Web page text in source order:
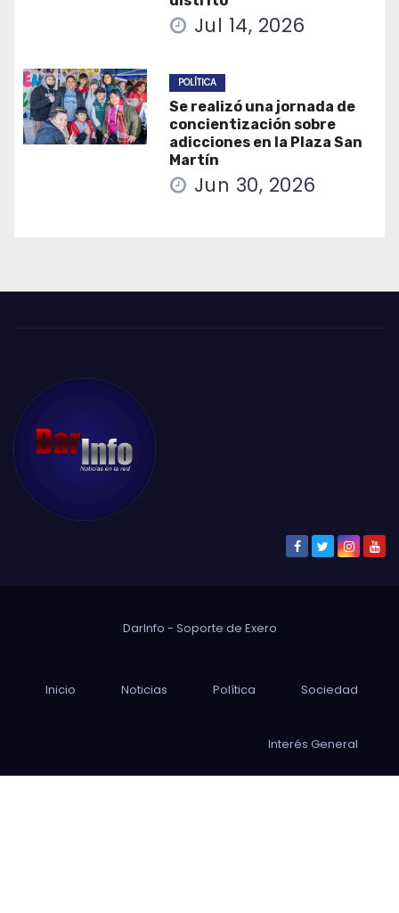
Jul 14, 2026
POLÍTICA
Se realizó una jornada de
concientización sobre
adicciones en la Plaza San
Martín
Jun 30, 2026
DarInfo - Soporte de Exero
Inicio Noticias Política Sociedad
Interés General